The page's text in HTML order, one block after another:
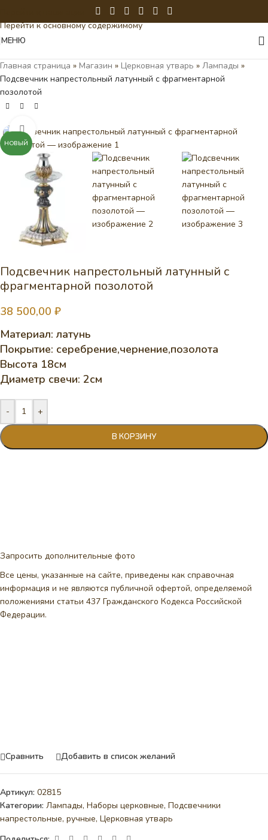
Перейти к основному содержимому
МЕНЮ
Главная страница » Магазин » Церковная утварь » Лампады »
Подсвечник напрестольный латунный с фрагментарной
позолотой
НОВЫЙ
Нажмите, чтобы увеличить
Подсвечник напрестольный латунный с
фрагментарной позолотой
38 500,00 ₽
Материал: латунь
Покрытие: серебрение,чернение,позолота
Высота 18см
Диаметр свечи: 2см
- +
В КОРЗИНУ
Запросить дополнительные фото
Все цены, указанные на сайте, приведены как справочная
информация и не являются публичной офертой, определяемой
положениями статьи 437 Гражданского Кодекса Российской
Федерации.
Сравнить Добавить в список желаний
Артикул: 02815
Категории: Лампады, Наборы церковные, Подсвечники
напрестольные, ручные, Церковная утварь